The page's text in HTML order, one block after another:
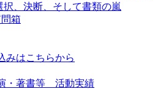
択、決断、そして書類の嵐
箱
みはこちらから
・著書等 活動実績